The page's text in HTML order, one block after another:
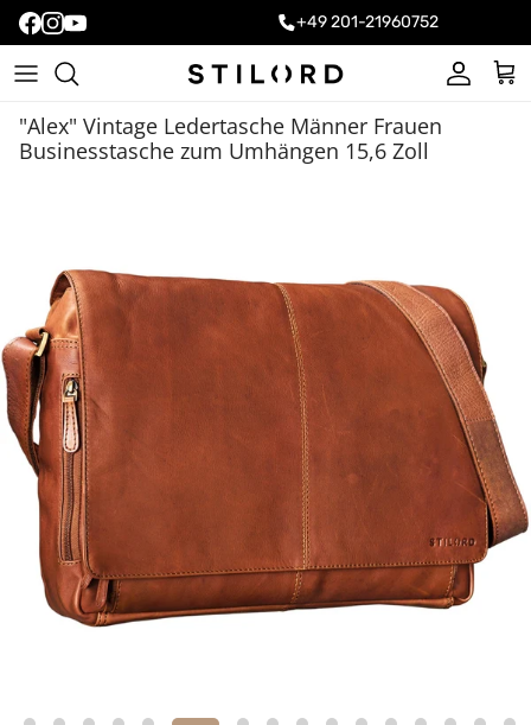
+49 201-21960752
Konto
"Alex" Vintage Ledertasche Männer Frauen
Businesstasche zum Umhängen 15,6 Zoll